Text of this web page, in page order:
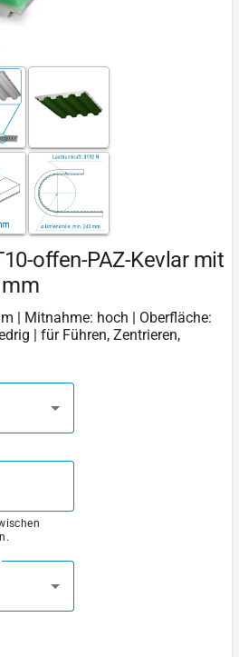
offen-PAZ-Kevlar mit
| Mitnahme: hoch | Oberfläche:
| für Führen, Zentrieren,